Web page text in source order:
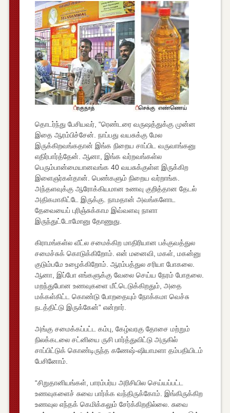
தொடர்ந்து பேசியவர், “ரெண்டரை வருஷத்துக்கு முன்ன
இதை ஆரம்பிச்சேன். நாப்பது வயசுக்கு மேல
இருக்கிறவங்கதான் இங்க நிறைய சாப்பிட வருவாங்கனு
எதிர்பார்த்தேன். ஆனா, இங்க வர்றவங்கள்ல
பெரும்பான்மையானவங்க 40 வயசுக்குள்ள இருக்கிற
இளைஞர்கள்தான். பெண்களும் நிறைய வர்றாங்க.
அந்தளவுக்கு ஆரோக்கியமான உணவு குறித்தான தேடல்
அதிகமாகிட்டே இருக்கு. நாமதான் அவங்களோட
தேவையைப் புரிஞ்சுக்காம இவ்வளவு நாளா
இருந்துட்டோமோனு தோணுது.
கிராமங்கள்ல வீட்ல சமைக்கிற மாதிரியான பக்குவத்துல
சமைச்சுக் கொடுக்கிறோம். என் மனைவி, மகள், மகன்னு
குடும்பமே உழைக்கிறோம். ஆரம்பத்துல சரியா போகலை.
ஆனா, இப்போ எங்களுக்கு வேலை செய்ய நேரம் போதலை.
மறந்துபோன உணவுகளை மீட்டெடுக்கிறதும், அதை
மக்கள்கிட்ட கொண்டு போறதையும் நோக்கமா வெச்சு
நடத்திட்டு இருக்கேன்” என்றார்.
அங்கு சமைக்கப்பட்ட கம்பு, கேழ்வரகு தோசை மற்றும்
நிலக்கடலை சட்னியை ருசி பார்த்துவிட்டு அருகில்
சாப்பிட்டுக் கொண்டிருந்த கணேஷ்-ஷியாமளா தம்பதியிடம்
பேசினோம்.
“சிறுதானியங்கள், பாரம்பர்ய அரிசியில செய்யப்பட்ட
உணவுகளைச் சுவை பார்க்க வந்திருக்கோம். இங்கிருக்கிற
உணவுல எந்தக் கெமிக்கலும் சேர்க்கிறதில்லை. சுவை